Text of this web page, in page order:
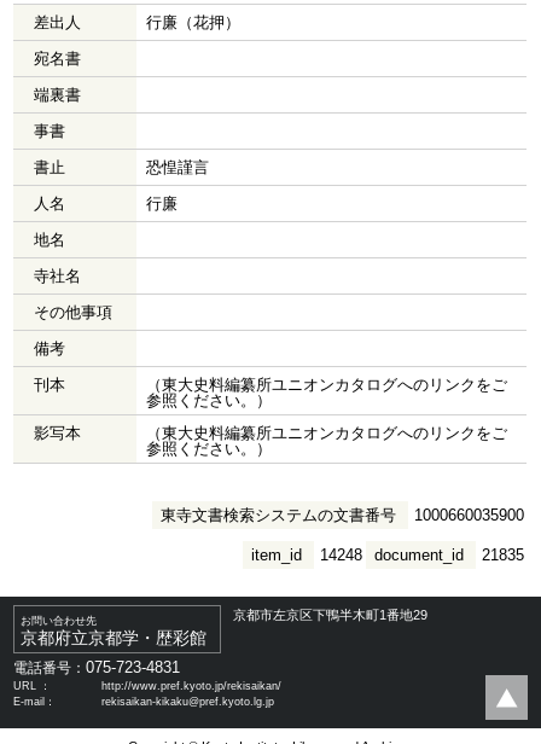
差出人
行廉（花押）
宛名書
端裏書
事書
書止
恐惶謹言
人名
行廉
地名
寺社名
その他事項
備考
刊本
（東大史料編纂所ユニオンカタログへのリンクをご
参照ください。）
影写本
（東大史料編纂所ユニオンカタログへのリンクをご
参照ください。）
東寺文書検索システムの文書番号 1000660035900
document_id 21835
item_id 14248
お問い合わせ先
京都府立京都学・歴彩館
京都市左京区下鴨半木町1番地29
電話番号：075-723-4831
URL ：
http://www.pref.kyoto.jp/rekisaikan/
E-mail：
rekisaikan-kikaku@pref.kyoto.lg.jp